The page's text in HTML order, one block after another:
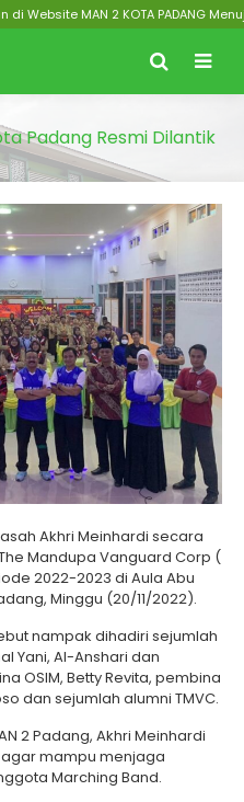
MAN 2 KOTA PADANG
Padang Resmi Dilantik
Akhri Meinhardi secara
Mandupa Vanguard Corp (
2022-2023 di Aula Abu
Minggu (20/11/2022).
nampak dihadiri sejumlah
Yani, Al-Anshari dan
OSIM, Betty Revita, pembina
dan sejumlah alumni TMVC.
2 Padang, Akhri Meinhardi
mampu menjaga
Marching Band.